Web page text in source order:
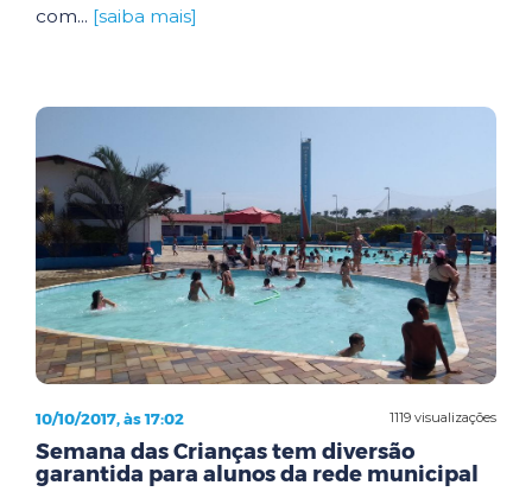
com... [saiba mais]
1119 visualizações
10/10/2017, às 17:02
Semana das Crianças tem diversão
garantida para alunos da rede municipal